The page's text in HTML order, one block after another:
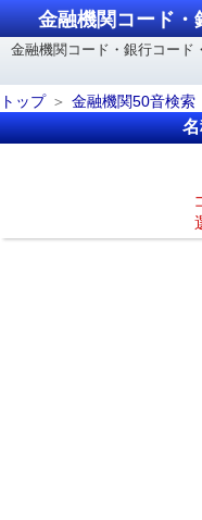
金融機関コード・
金融機関コード・銀行コード
トップ
金融機関50音検索